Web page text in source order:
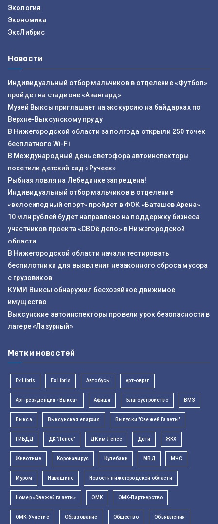
Экология
Экономика
ЭксЛибрис
Новости
Индивидуальный отбор мальчиков в отделение «Футбол»
пройдет на стадионе «Авангард»
Музей Выксы приглашает на экскурсию на байдарках по
Верхне-Выксунскому пруду
В Нижегородской области за полгода открыли 250 точек
бесплатного Wi-Fi
В Международный день светофора автоинспекторы
посетили детский сад «Ручеек»
Рыбная ловля на Лебединке запрещена!
Индивидуальный отбор мальчиков в отделение
«велосипедный спорт» пройдет в ФОК «Баташев Арена»
10 млн рублей будет направлено на поддержку бизнеса
участников проекта «СВОё дело» в Нижегородской
области
В Нижегородской области начали тестировать
беспилотники для выявления незаконного сброса мусора
с грузовиков
КУМИ Выксы обнаружил бесхозяйное движимое
имущество
Выксунские автоинспекторы провели урок безопасности в
лагере «Лазурный»
Метки новостей
Ex Libris Ex Libris Автобусы Арт-овраг
Арт-резиденция «Выкса» Афиша Благоустройство ВМЗ
Выкса Выксунская епархия Выпуски "Свежей Газеты"
ГИБДД ДК "Лепсе" ДК им Лепсе Дети ЖКХ
Животные Коронавирус Кулебаки МВД МЧС
Муром Навашино Новости нижегородской области
Номер «Свежей газеты» ОМК ОМК-Партнерство
ОМК-Участие Образование Общество Объявления